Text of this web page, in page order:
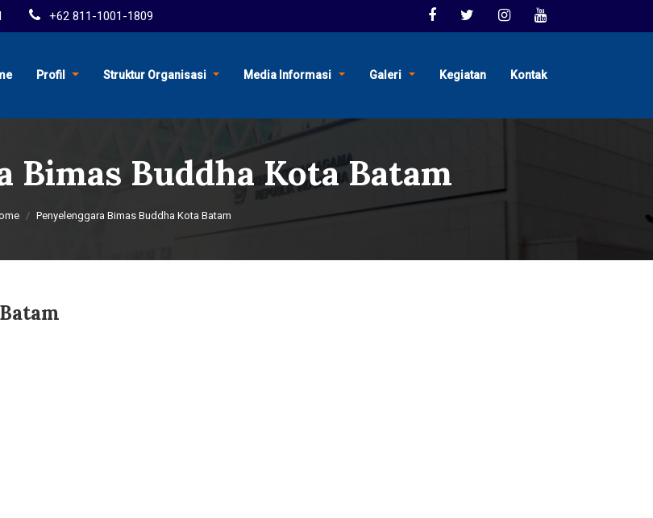
+62 811-1001-1809
Profil Struktur Organisasi Media Informasi Galeri Kegiatan Kontak
Bimas Buddha Kota Batam
Penyelenggara Bimas Buddha Kota Batam